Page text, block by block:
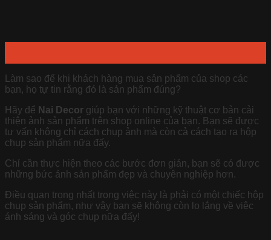
Làm sao để khi khách hàng mua sản phẩm của shop các
bạn, họ tự tin rằng đó là sản phẩm đúng?
Hãy để Nai Decor giúp bạn với những kỹ thuật cơ bản cải
thiện ảnh sản phẩm trên shop online của bạn. Bạn sẽ được
tư vấn không chỉ cách chụp ảnh mà còn cả cách tạo ra hộp
chụp sản phẩm nữa đấy.
Chỉ cần thực hiện theo các bước đơn giản, bạn sẽ có được
những bức ảnh sản phẩm đẹp và chuyên nghiệp hơn.
Điều quan trọng nhất trong việc này là phải có một chiếc hộp
chụp sản phẩm, như vậy bạn sẽ không còn lo lắng về việc
ánh sáng và góc chụp nữa đấy!